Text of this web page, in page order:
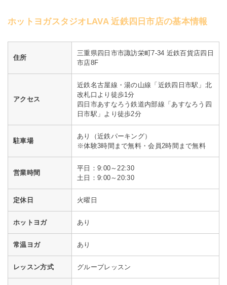
ホットヨガスタジオLAVA 近鉄四日市店の基本情報
住所
三重県四日市市諏訪栄町7-34 近鉄百貨店四日
市店8F
アクセス
近鉄名古屋線・湯の山線「近鉄四日市駅」北
改札口より徒歩1分
四日市あすなろう鉄道内部線「あすなろう四
日市駅」より徒歩2分
駐車場
あり（近鉄パーキング）
※体験3時間まで無料・会員2時間まで無料
営業時間
平日：9:00～22:30
土日：9:00～20:30
定休日 火曜日
ホットヨガ あり
常温ヨガ あり
レッスン方式 グループレッスン